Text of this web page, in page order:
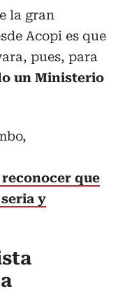
la gran
Acopi es que
pues, para
un Ministerio
que
y